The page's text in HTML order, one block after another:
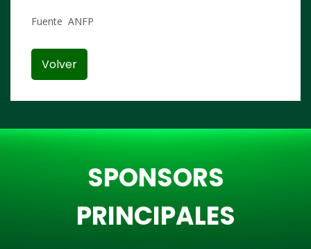
Fuente ANFP
Volver
SPONSORS
PRINCIPALES